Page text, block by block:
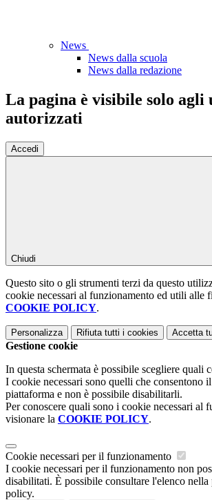
News
News dalla scuola
News dalla redazione
La pagina è visibile solo agli
autorizzati
Accedi
Chiudi
Questo sito o gli strumenti terzi da questo
cookie necessari al funzionamento ed utili alle
COOKIE POLICY.
Personalizza Rifiuta tutti i cookies Accetta
Gestione cookie
In questa schermata è possibile scegliere quali
I cookie necessari sono quelli che consentono
piattaforma e non è possibile disabilitarli.
Per conoscere quali sono i cookie necessari al
visionare la COOKIE POLICY.
Cookie necessari per il funzionamento
I cookie necessari per il funzionamento non
disabilitati. È possibile consultare l'elenco
policy.